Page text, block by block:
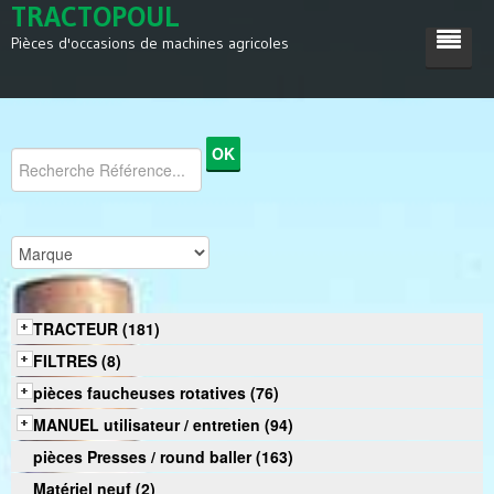
TRACTOPOUL
Pièces d'occasions de machines agricoles
TRACTEUR (181)
FILTRES (8)
pièces faucheuses rotatives (76)
MANUEL utilisateur / entretien (94)
pièces Presses / round baller (163)
Matériel neuf (2)
TRACTEUR
DIVERS
SATISFACTIONS
CONTACT